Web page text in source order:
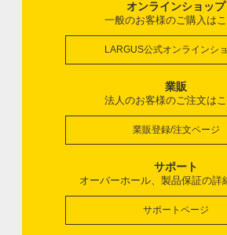
オンラインショップ
一般のお客様のご購入は
LARGUS公式オンラインシ
業販
法人のお客様のご注文は
業販登録/注文ページ
サポート
オーバーホール、製品保証の詳
サポートページ